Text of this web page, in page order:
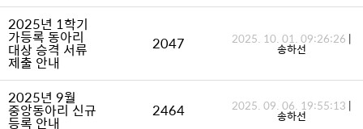
2025년 1학기
가등록 동아리
대상 승격 서류
제출 안내
2047 2025. 10. 01. 09:26:26 |
송하선
2025년 9월
중앙동아리 신규
등록 안내
2464 2025. 09. 06. 19:55:13 |
송하선